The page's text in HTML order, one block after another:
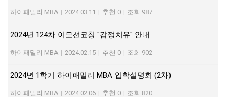
하이패밀리 MBA | 2024.03.11 | 추천 0 | 조회 987
2024년 124차 이모션코칭 "감정치유" 안내
하이패밀리 MBA | 2024.02.15 | 추천 0 | 조회 902
2024년 1학기 하이패밀리 MBA 입학설명회 (2차)
하이패밀리 MBA | 2024.02.06 | 추천 0 | 조회 820